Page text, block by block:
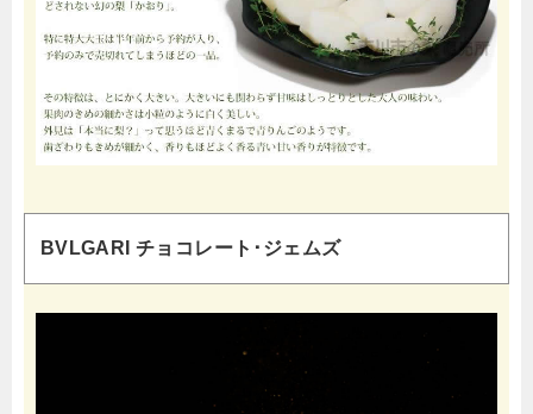
BVLGARI チョコレート･ジェムズ